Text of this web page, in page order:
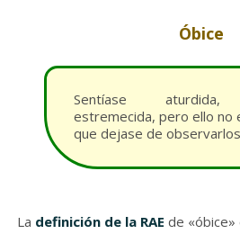
Óbice
Sentíase aturdida,
estremecida, pero ello no
que dejase de
La definición de la RAE de «óbice»